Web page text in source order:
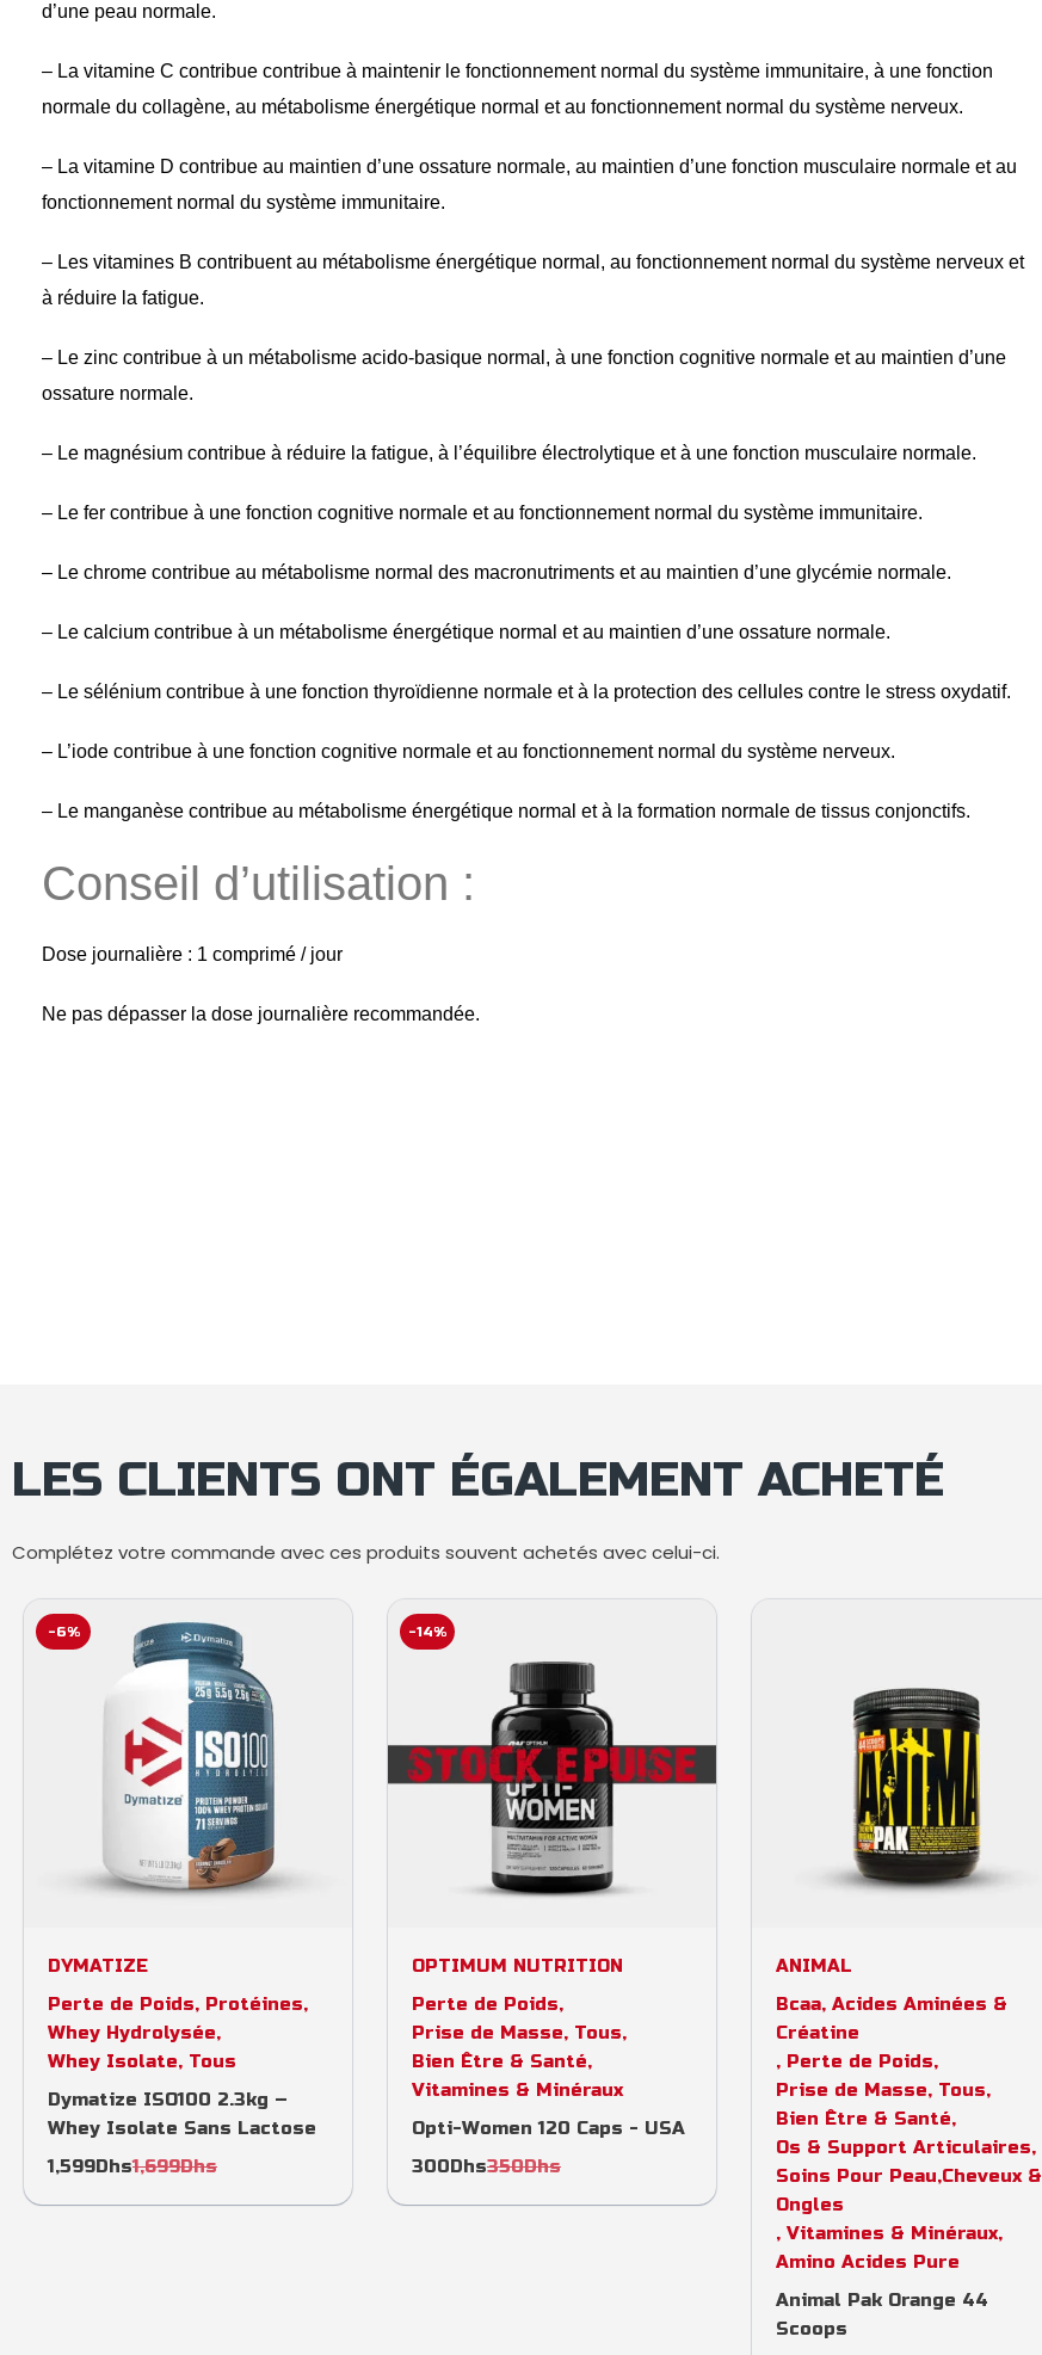
d’une peau normale.
– La vitamine C contribue contribue à maintenir le fonctionnement normal du système immunitaire, à une fonction
normale du collagène, au métabolisme énergétique normal et au fonctionnement normal du système nerveux.
– La vitamine D contribue au maintien d’une ossature normale, au maintien d’une fonction musculaire normale et au
fonctionnement normal du système immunitaire.
– Les vitamines B contribuent au métabolisme énergétique normal, au fonctionnement normal du système nerveux et
à réduire la fatigue.
– Le zinc contribue à un métabolisme acido-basique normal, à une fonction cognitive normale et au maintien d’une
ossature normale.
– Le magnésium contribue à réduire la fatigue, à l’équilibre électrolytique et à une fonction musculaire normale.
– Le fer contribue à une fonction cognitive normale et au fonctionnement normal du système immunitaire.
– Le chrome contribue au métabolisme normal des macronutriments et au maintien d’une glycémie normale.
– Le calcium contribue à un métabolisme énergétique normal et au maintien d’une ossature normale.
– Le sélénium contribue à une fonction thyroïdienne normale et à la protection des cellules contre le stress oxydatif.
– L’iode contribue à une fonction cognitive normale et au fonctionnement normal du système nerveux.
– Le manganèse contribue au métabolisme énergétique normal et à la formation normale de tissus conjonctifs.
Conseil d’utilisation :
Dose journalière : 1 comprimé / jour
Ne pas dépasser la dose journalière recommandée.
LES CLIENTS ONT ÉGALEMENT ACHETÉ
Complétez votre commande avec ces produits souvent achetés avec celui-ci.
-6%
DYMATIZE
Perte de Poids, Protéines,
Whey Hydrolysée,
Whey Isolate, Tous
Dymatize ISO100 2.3kg –
Whey Isolate Sans Lactose
1,699Dhs
1,599Dhs
-14%
OPTIMUM NUTRITION
Perte de Poids,
Prise de Masse, Tous,
Bien Être & Santé,
Vitamines & Minéraux
Opti-Women 120 Caps - USA
350Dhs
300Dhs
ANIMAL
Bcaa, Acides Aminées &
Créatine
, Perte de Poids,
Prise de Masse, Tous,
Bien Être & Santé,
Os & Support Articulaires,
Soins Pour Peau,Cheveux &
Ongles
, Vitamines & Minéraux,
Amino Acides Pure
Animal Pak Orange 44
Scoops